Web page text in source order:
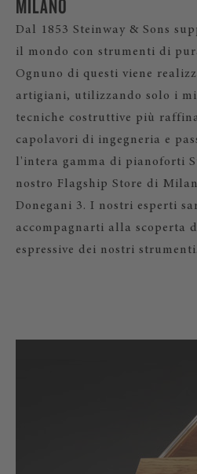
MILANO
Dal 1853 Steinway & Sons
il mondo con strumenti di
Ognuno di questi viene
artigiani, utilizzando solo i
tecniche costruttive più
capolavori di ingegneria e
l'intera gamma di pianoforti
nostro Flagship Store di
Donegani 3. I nostri esperti
accompagnarti alla scoperta
espressive dei nostri strumenti.